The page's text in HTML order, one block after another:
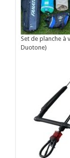
Set de planche à
Duotone)